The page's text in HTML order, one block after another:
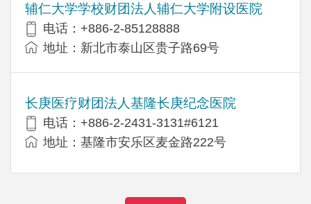
辅仁大学学校财团法人辅仁大学附设医院
电话：+886-2-85128888
地址：新北市泰山区贵子路69号
长庚医疗财团法人基隆长庚纪念医院
电话：+886-2-2431-3131#6121
地址：基隆市安乐区麦金路222号